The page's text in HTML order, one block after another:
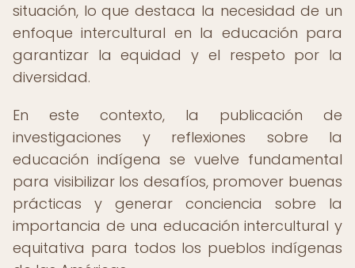
situación, lo que destaca la necesidad de un
enfoque intercultural en la educación para
garantizar la equidad y el respeto por la
diversidad.
En este contexto, la publicación de
investigaciones y reflexiones sobre la
educación indígena se vuelve fundamental
para visibilizar los desafíos, promover buenas
prácticas y generar conciencia sobre la
importancia de una educación intercultural y
equitativa para todos los pueblos indígenas